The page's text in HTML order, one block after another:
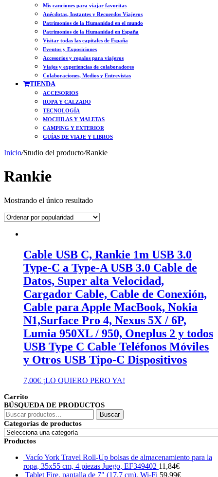
Mis canciones para viajar favoritas
Anécdotas, Instantes y Recuerdos Viajeros
Patrimonios de la Humanidad en el mundo
Patrimonios de la Humanidad en España
Visitar todas las capitales de España
Eventos y Exposiciones
Accesorios y regalos para viajeros
Viajes y experiencias de colaboradores
Colaboraciones, Medios y Entrevistas
TIENDA
ACCESORIOS
ROPA Y CALZADO
TECNOLOGÍA
MOCHILAS Y MALETAS
CAMPING Y EXTERIOR
GUÍAS DE VIAJE Y LIBROS
Inicio/Studio del producto/Rankie
Rankie
Mostrando el único resultado
Cable USB C, Rankie 1m USB 3.0
Type-C a Type-A USB 3.0 Cable de
Datos, Super alta Velocidad,
Cargador Cable, Cable de Conexión,
Cable para Apple MacBook, Nokia
N1,Surface Pro 4, Nexus 5X / 6P,
Lumia 950XL / 950, Oneplus 2 y todos
USB Type C Cable Teléfonos Móviles
y Otros USB Tipo-C Dispositivos
7,00€ ¡LO QUIERO PERO YA!
Carrito
BÚSQUEDA DE PRODUCTOS
Buscar
por:
Buscar
Categorías de productos
Productos
Vacío York Travel Roll-Up bolsas de almacenamiento para la
ropa, 35x55 cm, 4 piezas Juego, EF349402 11,84€
Tablet Fire, pantalla de 7" (17,7 cm), Wi-Fi 59,99€